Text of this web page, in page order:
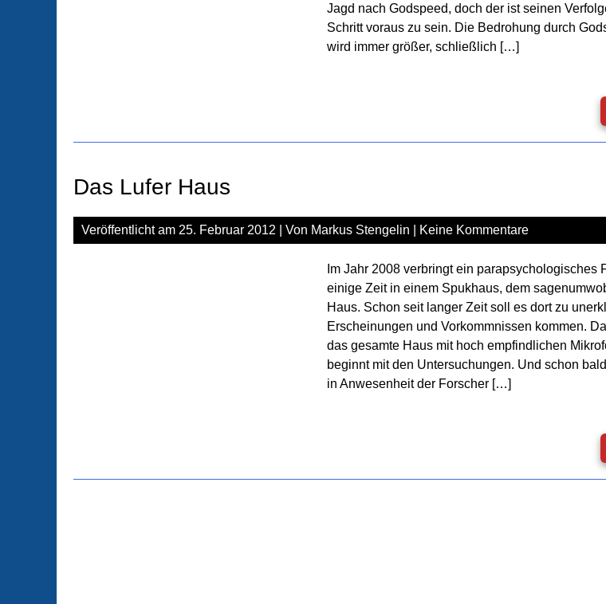
Jagd nach Godspeed, doch der ist seinen
Schritt voraus zu sein. Die Bedrohung durch
wird immer größer, schließlich […]
Das Lufer Haus
Veröffentlicht am 25. Februar 2012 | Von Markus Stengelin Keine Kommentare
Im Jahr 2008 verbringt ein parapsychologisches
einige Zeit in einem Spukhaus, dem
Haus. Schon seit langer Zeit soll es dort zu
Erscheinungen und Vorkommnissen kommen.
das gesamte Haus mit hoch empfindlichen
beginnt mit den Untersuchungen. Und schon
in Anwesenheit der Forscher […]